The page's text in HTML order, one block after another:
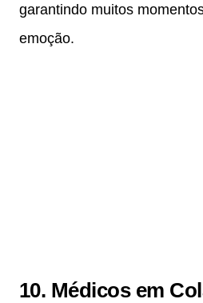
garantindo muitos
emoção.
10. Médicos em